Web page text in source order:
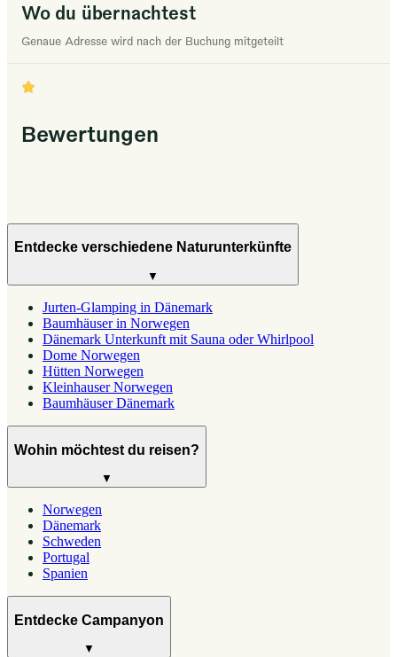
Wo du übernachtest
Genaue Adresse wird nach der Buchung mitgeteilt
Bewertungen
Entdecke verschiedene Naturunterkünfte
▼
Jurten-Glamping in Dänemark
Baumhäuser in Norwegen
Dänemark Unterkunft mit Sauna oder Whirlpool
Dome Norwegen
Hütten Norwegen
Kleinhauser Norwegen
Baumhäuser Dänemark
Wohin möchtest du reisen?
▼
Norwegen
Dänemark
Schweden
Portugal
Spanien
Entdecke Campanyon
▼